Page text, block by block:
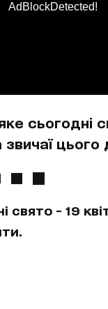
сьогодні
звичаї цього
AdBlockDetected!
свято - 19